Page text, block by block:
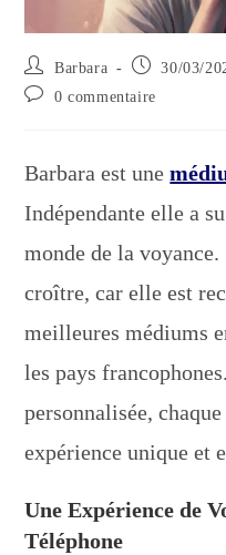
Auteur/autrice
de
la
Barbara
Publication
30/03/
Commentaires
0 commentaire
Barbara est une
Indépendante elle a
monde de la voyance.
croître, car elle est
meilleures médiums
les pays
personnalisée,
expérience unique et
Une Expérience de
Téléphone